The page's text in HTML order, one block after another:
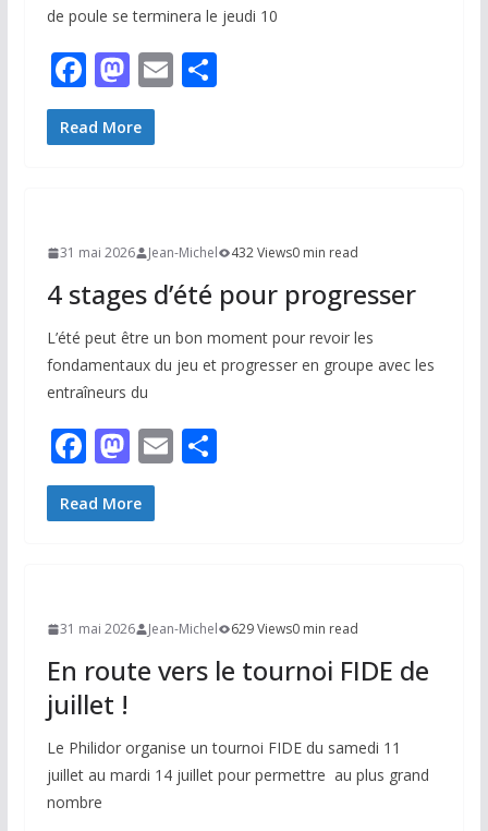
de poule se terminera le jeudi 10
F
ac
e
o
k
M
as
to
n
E P
Read More
31 mai 2026 Jean-Michel 432 Views0 min read
4 stages d’été pour progresser
L’été peut être un bon moment pour revoir les
fondamentaux du jeu et progresser en groupe avec les
entraîneurs du
F
ac
e
o
k
M
as
to
n
E P
Read More
31 mai 2026 Jean-Michel 629 Views0 min read
En route vers le tournoi FIDE de
juillet !
Le Philidor organise un tournoi FIDE du samedi 11
juillet au mardi 14 juillet pour permettre au plus grand
nombre